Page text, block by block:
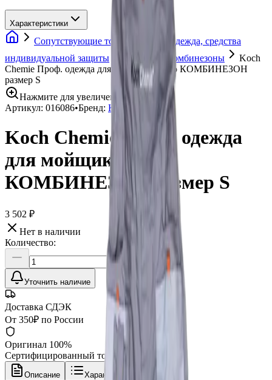
Характеристики
Сопутствующие товары
Спецодежда, средства
индивидуальной защиты
Защитные комбинезоны
Koch
Chemie Проф. одежда для мойщиков авто КОМБИНЕЗОН
размер S
Нажмите для увеличения
Артикул: 016086•Бренд: Koch Chemie
Koch Chemie Проф. одежда
для мойщиков авто
КОМБИНЕЗОН размер S
3 502 ₽
Нет в наличии
Количество:
Уточнить наличие
Доставка СДЭК
От 350₽ по России
Оригинал 100%
Сертифицированный товар
Описание Характеристики